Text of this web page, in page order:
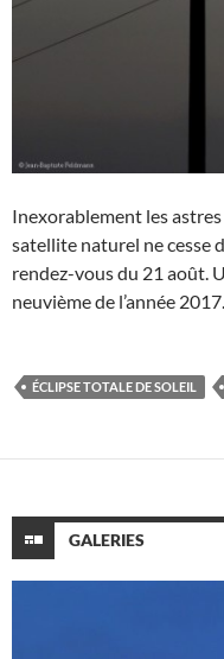
Inexorablement les
satellite naturel ne cesse
rendez-vous du 21 août.
neuvième de l’année 2017.
ÉCLIPSE TOTALE DE SOLEIL
GALERIES